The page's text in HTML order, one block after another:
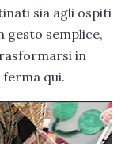
sia agli ospiti
gesto semplice,
in
qui.